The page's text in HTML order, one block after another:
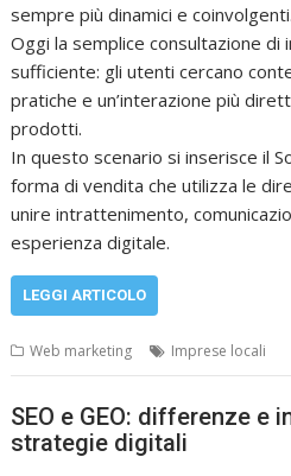
sempre più dinamici e coinvolgenti.
Oggi la semplice consultazione di
sufficiente: gli utenti cercano
pratiche e un’interazione più
prodotti.
In questo scenario si inserisce il
forma di vendita che utilizza le
unire intrattenimento,
esperienza digitale.
LEGGI ARTICOLO
Web marketing Imprese locali
SEO e GEO: differenze e
strategie digitali